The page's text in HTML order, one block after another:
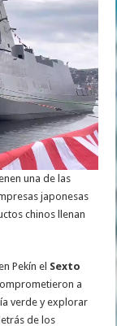
una de las
japonesas
chinos llenan
Pekín el Sexto
a
verde y explorar
de los